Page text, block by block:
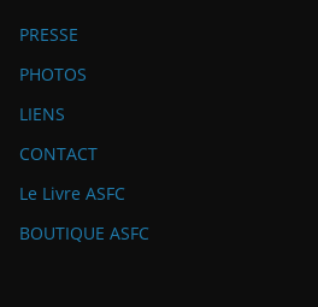
PRESSE
PHOTOS
LIENS
CONTACT
Le Livre ASFC
BOUTIQUE ASFC